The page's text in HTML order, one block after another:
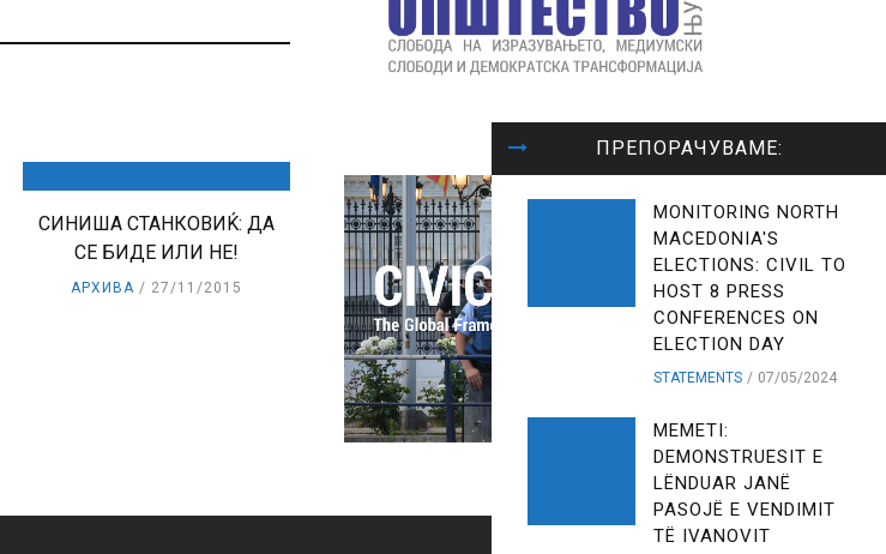
СИНИША СТАНКОВИЌ: ДА
СЕ БИДЕ ИЛИ НЕ!
АРХИВА 27/11/2015
ПРЕПОРАЧУВАМЕ:
MONITORING NORTH
MACEDONIA'S
ELECTIONS: CIVIL TO
HOST 8 PRESS
CONFERENCES ON
ELECTION DAY
STATEMENTS 07/05/2024
MEMETI:
DEMONSTRUESIT E
LËNDUAR JANË
PASOJË E VENDIMIT
TË IVANOVIT